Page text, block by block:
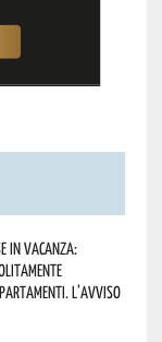
in vacanza:
L’avviso